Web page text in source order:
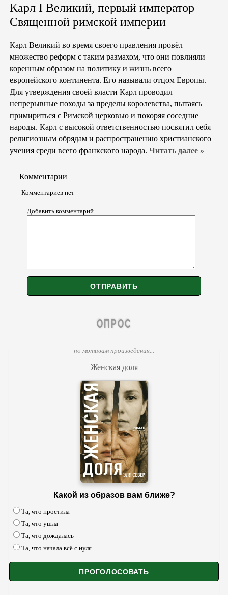
Карл I Великий, первый император
Священной римской империи
Карл Великий во время своего правления провёл
множество реформ с таким размахом, что они повлияли
коренным образом на политику и жизнь всего
европейского континента. Его называли отцом Европы.
Для утверждения своей власти Карл проводил
непрерывные походы за пределы королевства, пытаясь
примириться с Римской церковью и покоряя соседние
народы. Карл с высокой ответственностью посвятил себя
религиозным обрядам и распространению христианского
учения среди всего франкского народа. Читать далее »
Комментарии
-Комментариев нет-
Добавить комментарий
ОПРОС
по мотивам произведения...
Женская доля
Какой из образов вам ближе?
Та, что простила
Та, что ушла
Та, что дождалась
Та, что начала всё с нуля